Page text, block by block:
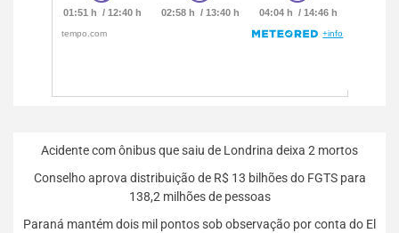
Acidente com ônibus que saiu de Londrina deixa 2 mortos
Conselho aprova distribuição de R$ 13 bilhões do FGTS para
138,2 milhões de pessoas
Paraná mantém dois mil pontos sob observação por conta do El